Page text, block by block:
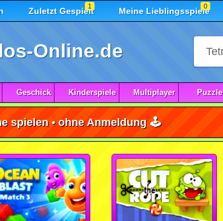
Zuletzt Gespielt
1 Meine Lieblingsspiele
0
Online.de
Geschick Kinderspiele Multiplayer Puzzle
spielen • ohne Anmeldung 🕹️